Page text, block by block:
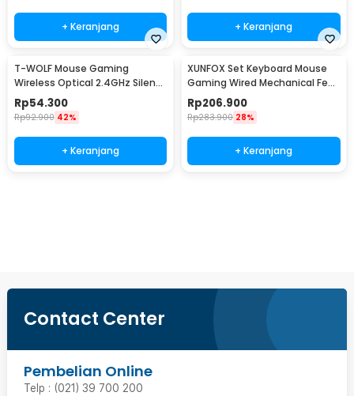
+ Keranjang + Keranjang
T-WOLF Mouse Gaming
Wireless Optical 2.4GHz Silent
6 Key 1600DPI - Q13
Rp54.300
Rp92.900 42%
+ Keranjang
XUNFOX Set Keyboard Mouse
Gaming Wired Mechanical Feel
RGB - K820
Rp206.900
Rp283.900 28%
+ Keranjang
Contact Center
Pembelian Online
Telp : (021) 39 700 200